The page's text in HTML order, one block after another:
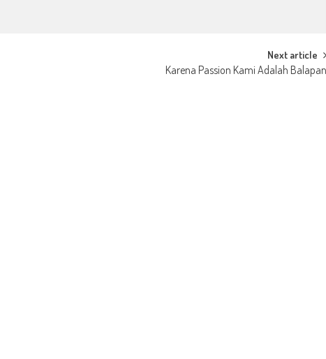
Next article
Karena Passion Kami Adalah Balapan